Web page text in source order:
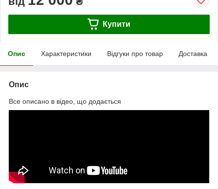
Купити
Опис Характеристики Відгуки про товар Доставка
Опис
Все описано в відео, що додається